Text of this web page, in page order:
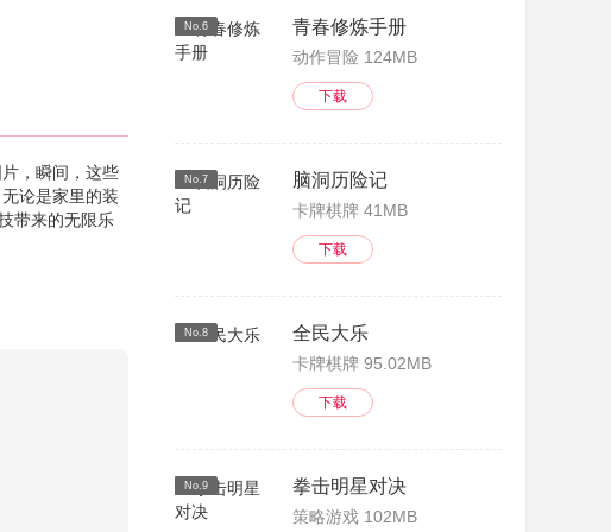
，瞬间，这些
论是家里的装
带来的无限乐
No.6 青春修炼手册
动作冒险 124MB
下载
No.7 脑洞历险记
卡牌棋牌 41MB
下载
No.8 全民大乐
卡牌棋牌 95.02MB
下载
No.9 拳击明星对决
策略游戏 102MB